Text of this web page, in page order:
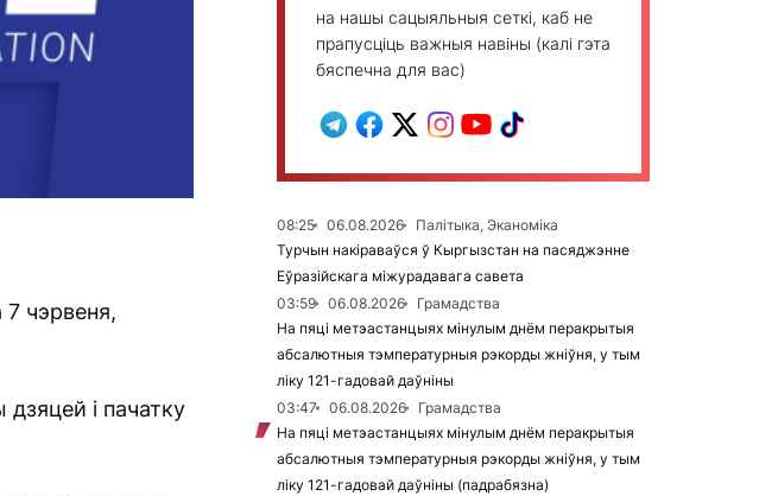
7 чэрвеня,
і пачатку
на нашы сацыяльныя сеткі, каб не
прапусціць важныя навіны (калі гэта
бяспечна для вас)
08:25 06.08.2026
Палітыка, Эканоміка
Турчын накіраваўся ў Кыргызстан на пасяджэнне
Еўразійскага міжурадавага савета
03:59
06.08.2026
Грамадства
На пяці метэастанцыях мінулым днём перакрытыя
абсалютныя тэмпературныя рэкорды жніўня, у тым
ліку 121-гадовай даўніны
03:47
06.08.2026
Грамадства
На пяці метэастанцыях мінулым днём перакрытыя
абсалютныя тэмпературныя рэкорды жніўня, у тым
ліку 121-гадовай даўніны (падрабязна)